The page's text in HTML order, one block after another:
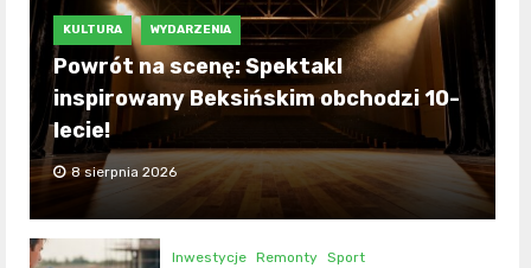
KULTURA WYDARZENIA
Powrót na scenę: Spektakl
inspirowany Beksińskim obchodzi 10-
lecie!
8 sierpnia 2026
Inwestycje Remonty Sport